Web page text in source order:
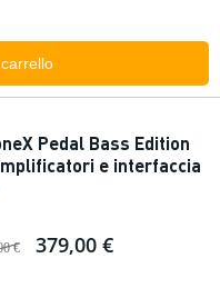
Pedal Bass Edition
e interfaccia
€ 379,00 €